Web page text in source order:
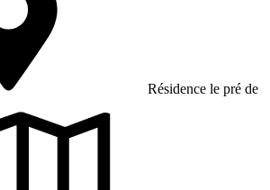
Résidence le pré de